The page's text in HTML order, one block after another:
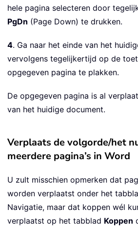
hele pagina selecteren door
PgDn (Page Down) te drukken.
4. Ga naar het einde van het
vervolgens tegelijkertijd op de
opgegeven pagina te plakken.
De opgegeven pagina is al
van het huidige document.
Verplaats de volgorde/het
meerdere pagina’s in Word
U zult misschien opmerken dat
worden verplaatst onder het
Navigatie, maar dat koppen wél
verplaatst op het tabblad Koppen